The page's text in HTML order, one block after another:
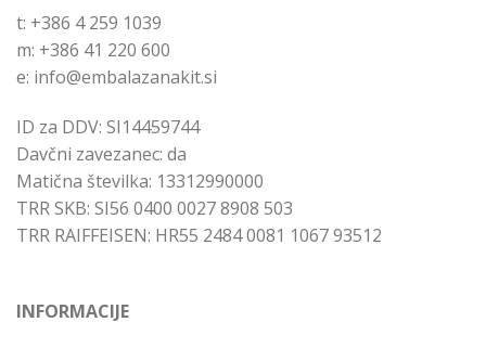
t: +386 4 259 1039
m: +386 41 220 600
e: info@embalazanakit.si
ID za DDV: SI14459744
Davčni zavezanec: da
Matična številka: 13312990000
TRR SKB: SI56 0400 0027 8908 503
TRR RAIFFEISEN: HR55 2484 0081 1067 93512
INFORMACIJE